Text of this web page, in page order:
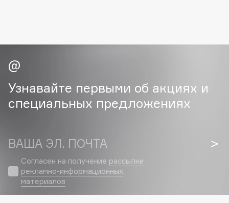
C
Cadence
Carbon Theory
Carmex
Celimax
Cettua
Chupa Chups
Узнавайте первыми об акциях и
специальных предложениях
ВАША ЭЛ. ПОЧТА
Согласен на получение рассылки
рекламно-информационных
материалов